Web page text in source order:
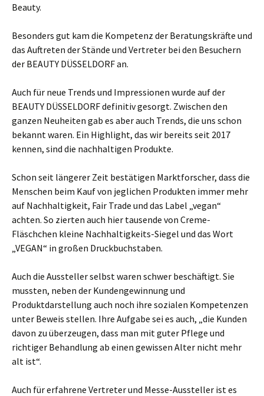
Beauty.
Besonders gut kam die Kompetenz der Beratungskräfte und
das Auftreten der Stände und Vertreter bei den Besuchern
der BEAUTY DÜSSELDORF an.
Auch für neue Trends und Impressionen wurde auf der
BEAUTY DÜSSELDORF definitiv gesorgt. Zwischen den
ganzen Neuheiten gab es aber auch Trends, die uns schon
bekannt waren. Ein Highlight, das wir bereits seit 2017
kennen, sind die nachhaltigen Produkte.
Schon seit längerer Zeit bestätigen Marktforscher, dass die
Menschen beim Kauf von jeglichen Produkten immer mehr
auf Nachhaltigkeit, Fair Trade und das Label „vegan“
achten. So zierten auch hier tausende von Creme-
Fläschchen kleine Nachhaltigkeits-Siegel und das Wort
„VEGAN“ in großen Druckbuchstaben.
Auch die Aussteller selbst waren schwer beschäftigt. Sie
mussten, neben der Kundengewinnung und
Produktdarstellung auch noch ihre sozialen Kompetenzen
unter Beweis stellen. Ihre Aufgabe sei es auch, „die Kunden
davon zu überzeugen, dass man mit guter Pflege und
richtiger Behandlung ab einen gewissen Alter nicht mehr
alt ist“.
Auch für erfahrene Vertreter und Messe-Aussteller ist es